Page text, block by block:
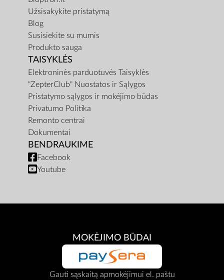
Užsisakykite pristatymą
Blog
Susisiekite su mumis
Produkto sauga
TAISYKLĖS
Elektroninės parduotuvės Taisyklės
"ZepterClub" Nuostatos ir Sąlygos
Pristatymo sąlygos ir mokėjimo būdas
Privatumo Politika
Remonto centrai
Dokumentai
BENDRAUKIME
Facebook
Youtube
MOKĖJIMO BŪDAI
Gauti sąskaitą apmokėjimui el. paštu